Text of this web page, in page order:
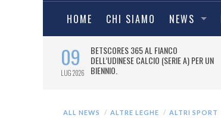
HOME CHI SIAMO NEWS
09
LUG 2026
BETSCORES 365 AL FIANCO
DELL’UDINESE CALCIO (SERIE A) PER UN
BIENNIO.
ALL NEWS ALTRE LEGHE ALTRI SPORT